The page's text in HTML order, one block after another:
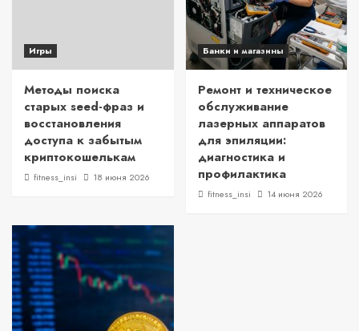
Игры
Методы поиска
старых seed-фраз и
восстановления
доступа к забытым
криптокошелькам
fitness_insi 18 июня 2026
Банки и магазины
Ремонт и техническое
обслуживание
лазерных аппаратов
для эпиляции:
диагностика и
профилактика
fitness_insi 14 июня 2026